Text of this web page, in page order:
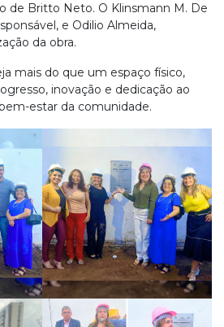
de Britto Neto. O Klinsmann M. De
e Odilio Almeida,
da obra.
mais do que um espaço físico,
inovação e dedicação ao
estar da comunidade.